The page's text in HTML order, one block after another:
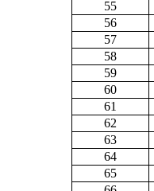
55
56
57
58
59
60
61
62
63
64
65